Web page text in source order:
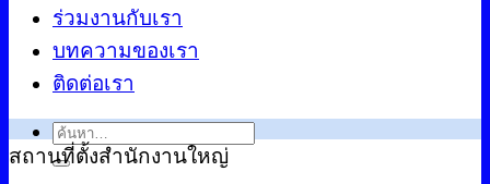
ร่วมงานกับเรา
บทความของเรา
ติดต่อเรา
ค้นหา:
สถานที่ตั้งสำนักงานใหญ่